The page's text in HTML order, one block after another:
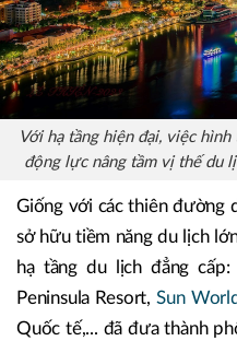
Với hạ tầng hiện đại, việc
động lực nâng tầm vị thế du
Giống với các thiên đường
sở hữu tiềm năng du lịch
hạ tầng du lịch đẳng cấp:
Peninsula Resort,Sun
Quốc tế,... đã đưa thành